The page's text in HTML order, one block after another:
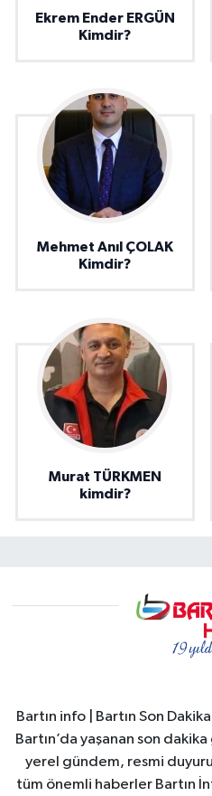
Ekrem Ender ERGÜN
Kimdir?
Mehmet Anıl ÇOLAK
Kimdir?
Murat TÜRKMEN
kimdir?
Bartın info | Bartın Son
Bartın’da yaşanan son
yerel gündem, resmi
tüm önemli haberler Bartın